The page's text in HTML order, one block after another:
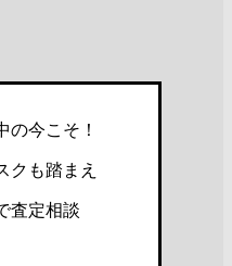
の今こそ！
クも踏まえ
査定相談